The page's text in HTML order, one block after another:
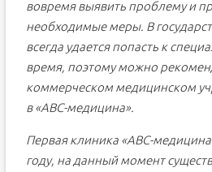
вовремя выявить проблему и
необходимые меры. В
всегда удается попасть к
время, поэтому можно
коммерческом медицинском
в «АВС-медицина».
Первая клиника «АВС-
году, на данный момент